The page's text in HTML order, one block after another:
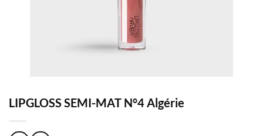
LIPGLOSS SEMI-MAT N°4 Algérie